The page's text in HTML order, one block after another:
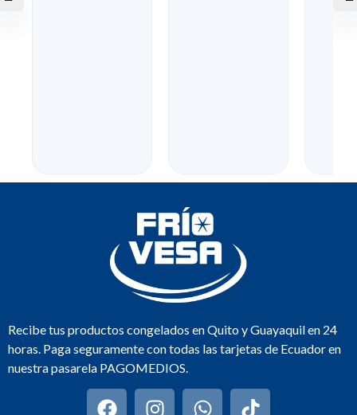
Recibe tus productos congelados en Quito y Guayaquil en 24
horas. Paga seguramente con todas las tarjetas de Ecuador en
nuestra pasarela PAGOMEDIOS.